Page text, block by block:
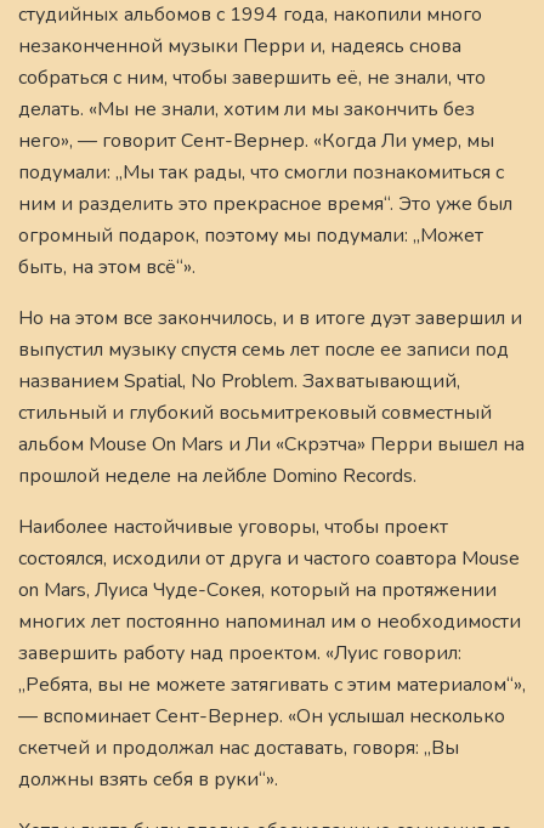
студийных альбомов с 1994 года, накопили много
незаконченной музыки Перри и, надеясь снова
собраться с ним, чтобы завершить её, не знали, что
делать. «Мы не знали, хотим ли мы закончить без
него», — говорит Сент-Вернер. «Когда Ли умер, мы
подумали: „Мы так рады, что смогли познакомиться с
ним и разделить это прекрасное время“. Это уже был
огромный подарок, поэтому мы подумали: „Может
быть, на этом всё“».
Но на этом все закончилось, и в итоге дуэт завершил и
выпустил музыку спустя семь лет после ее записи под
названием Spatial, No Problem. Захватывающий,
стильный и глубокий восьмитрековый совместный
альбом Mouse On Mars и Ли «Скрэтча» Перри вышел на
прошлой неделе на лейбле Domino Records.
Наиболее настойчивые уговоры, чтобы проект
состоялся, исходили от друга и частого соавтора Mouse
on Mars, Луиса Чуде-Сокея, который на протяжении
многих лет постоянно напоминал им о необходимости
завершить работу над проектом. «Луис говорил:
„Ребята, вы не можете затягивать с этим материалом“»,
— вспоминает Сент-Вернер. «Он услышал несколько
скетчей и продолжал нас доставать, говоря: „Вы
должны взять себя в руки“».